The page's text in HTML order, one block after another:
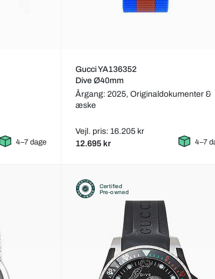
4–7 dage
Gucci YA136352
Dive Ø40mm
Årgang: 2025, Originaldokumenter &
æske
Vejl. pris: 16.205 kr
12.695 kr 4–7
Certified
Pre-owned